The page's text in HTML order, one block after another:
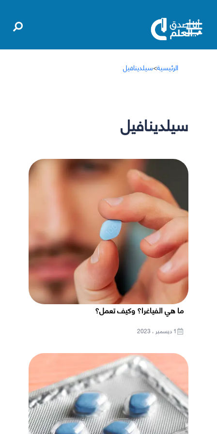
الرئيسية>سيلدينافيل
سيلدينافيل
ما هي الفياغرا؟ وكيف تعمل؟
1 ديسمبر ، 2023